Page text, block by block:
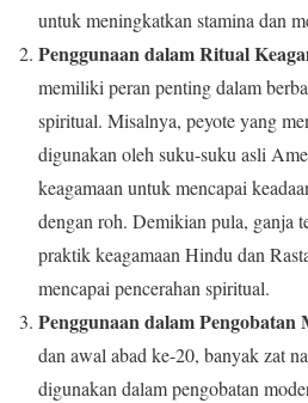
untuk meningkatkan stamina dan
Penggunaan dalam Ritual
memiliki peran penting dalam
spiritual. Misalnya, peyote yang
digunakan oleh suku-suku asli
keagamaan untuk mencapai
dengan roh. Demikian pula, ganja
praktik keagamaan Hindu dan
mencapai pencerahan spiritual.
Penggunaan dalam Pengobatan
dan awal abad ke-20, banyak zat
digunakan dalam pengobatan